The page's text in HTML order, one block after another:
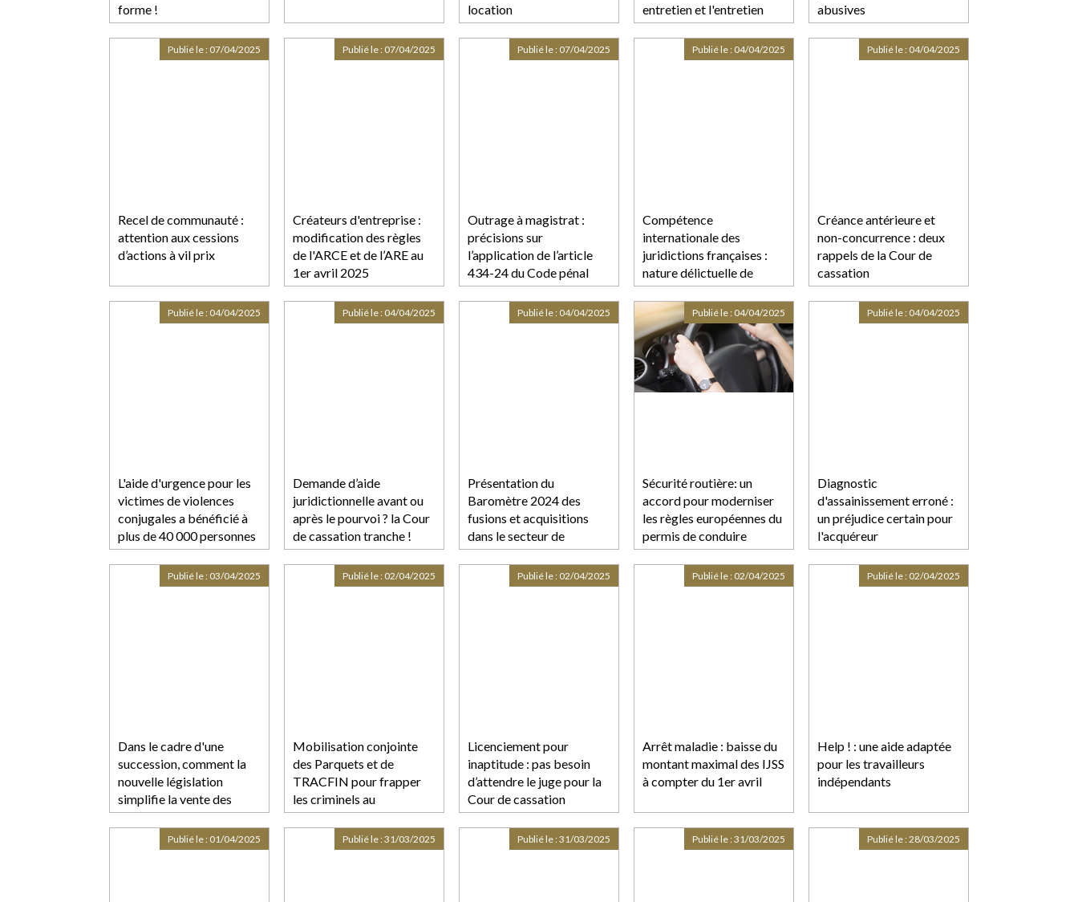
forme !
location
entretien et l'entretien
préalable
abusives
Recel de communauté :
attention aux cessions
d’actions à vil prix
Publié le : 07/04/2025
Créateurs d'entreprise :
modification des règles
de l'ARCE et de l’ARE au
1er avril 2025
Publié le : 07/04/2025
Outrage à magistrat :
précisions sur
l’application de l’article
434-24 du Code pénal
Publié le : 07/04/2025
Compétence
internationale des
juridictions françaises :
nature délictuelle de
l’action en rupture brutale
!
Publié le : 04/04/2025
Créance antérieure et
non-concurrence : deux
rappels de la Cour de
cassation
Publié le : 04/04/2025
L'aide d'urgence pour les
victimes de violences
conjugales a bénéficié à
plus de 40 000 personnes
depuis sa création fin
Publié le : 04/04/2025
Demande d’aide
juridictionnelle avant ou
après le pourvoi ? la Cour
de cassation tranche !
Publié le : 04/04/2025
Présentation du
Baromètre 2024 des
fusions et acquisitions
dans le secteur de
l'assurance en Europe de
FTI Consulting
Publié le : 04/04/2025
Sécurité routière: un
accord pour moderniser
les règles européennes du
permis de conduire
Publié le : 04/04/2025
Diagnostic
d'assainissement erroné :
un préjudice certain pour
l'acquéreur
Publié le : 04/04/2025
Dans le cadre d'une
succession, comment la
nouvelle législation
simplifie la vente des
biens en indivision ?
Publié le : 03/04/2025
Mobilisation conjointe
des Parquets et de
TRACFIN pour frapper
les criminels au
portefeuille
Publié le : 02/04/2025
Licenciement pour
inaptitude : pas besoin
d’attendre le juge pour la
Cour de cassation
Publié le : 02/04/2025
Arrêt maladie : baisse du
montant maximal des IJSS
à compter du 1er avril
Publié le : 02/04/2025
Help ! : une aide adaptée
pour les travailleurs
indépendants
Publié le : 02/04/2025
Publié le : 01/04/2025 Publié le :31/03/2025 Publié le :31/03/2025 Publié le :31/03/2025 Publié le :28/03/2025